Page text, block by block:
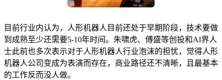
目前行业内认为，人形机器人目前还处于早期阶段，技术要做
到成熟至少还需要5-10年时间。朱啸虎、傅盛等创投和AI界人
士此前也多次表示对于人形机器人行业泡沫的担忧，觉得人形
机器人公司变成为表演而存在，商业路径还不清晰，且最基本
的工作反而没人做。